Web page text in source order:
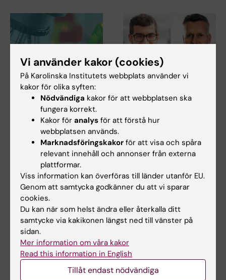
27 jul 2026
Juliette Foucher
tilldelas prestigefyllt
internationellt ALS-
Juliette Foucher, postdoktor
vid institutionen för klinisk
neurovetenskap…
Två KI-forskare får
ng från Knut och
Alice Wallenbergs
Stiftelse
Lehtiö vid KI får…
Vi använder kakor (cookies)
På Karolinska Institutets webbplats använder vi
kakor för olika syften:
Nödvändiga kakor för att webbplatsen ska
fungera korrekt.
Kakor för analys för att förstå hur
webbplatsen används.
Marknadsföringskakor för att visa och spåra
relevant innehåll och annonser från externa
plattformar.
Viss information kan överföras till länder utanför EU.
Genom att samtycka godkänner du att vi sparar
cookies.
Du kan när som helst ändra eller återkalla ditt
samtycke via kakikonen längst ned till vänster på
sidan.
Mer information om våra kakor
Read this information in English
Tillåt endast nödvändiga